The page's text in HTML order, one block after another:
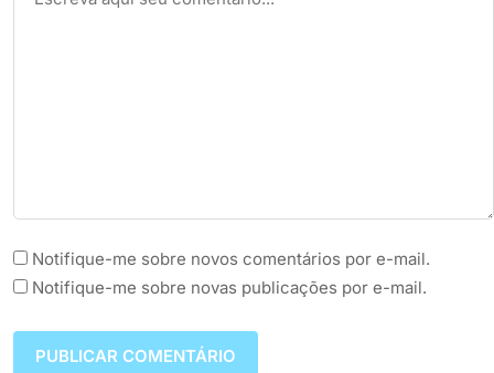
Notifique-me sobre novos comentários por e-mail.
Notifique-me sobre novas publicações por e-mail.